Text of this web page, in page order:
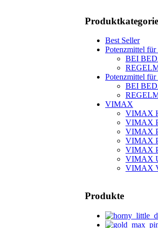
Best Seller
Potenzmittel für
BEI
Potenzmittel für
BEI
VIMAX
VIMAX
VIMAX
VIMAX
VIMAX
VIMAX
VIMAX
VIMAX
Produkte